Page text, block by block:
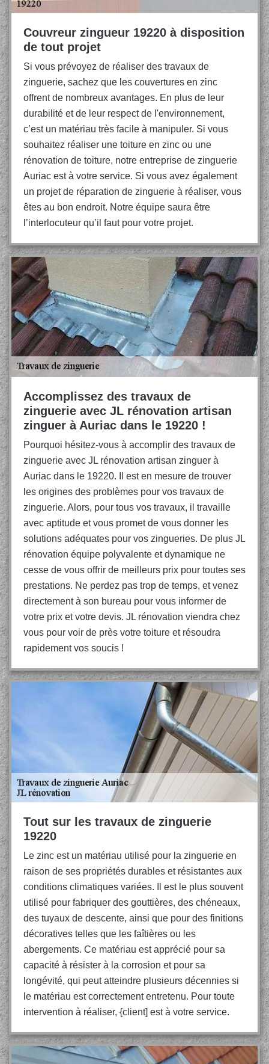
Couvreur zingueur 19220 à disposition
de tout projet
Si vous prévoyez de réaliser des travaux de
zinguerie, sachez que les couvertures en zinc
offrent de nombreux avantages. En plus de leur
durabilité et de leur respect de l'environnement,
c’est un matériau très facile à manipuler. Si vous
souhaitez réaliser une toiture en zinc ou une
rénovation de toiture, notre entreprise de zinguerie
Auriac est à votre service. Si vous avez également
un projet de réparation de zinguerie à réaliser, vous
êtes au bon endroit. Notre équipe saura être
l’interlocuteur qu’il faut pour votre projet.
Accomplissez des travaux de
zinguerie avec JL rénovation artisan
zinguer à Auriac dans le 19220 !
Pourquoi hésitez-vous à accomplir des travaux de
zinguerie avec JL rénovation artisan zinguer à
Auriac dans le 19220. Il est en mesure de trouver
les origines des problèmes pour vos travaux de
zinguerie. Alors, pour tous vos travaux, il travaille
avec aptitude et vous promet de vous donner les
solutions adéquates pour vos zingueries. De plus JL
rénovation équipe polyvalente et dynamique ne
cesse de vous offrir de meilleurs prix pour toutes ses
prestations. Ne perdez pas trop de temps, et venez
directement à son bureau pour vous informer de
votre prix et votre devis. JL rénovation viendra chez
vous pour voir de près votre toiture et résoudra
rapidement vos soucis !
Tout sur les travaux de zinguerie
19220
Le zinc est un matériau utilisé pour la zinguerie en
raison de ses propriétés durables et résistantes aux
conditions climatiques variées. Il est le plus souvent
utilisé pour fabriquer des gouttières, des chéneaux,
des tuyaux de descente, ainsi que pour des finitions
décoratives telles que les faîtières ou les
abergements. Ce matériau est apprécié pour sa
capacité à résister à la corrosion et pour sa
longévité, qui peut atteindre plusieurs décennies si
le matériau est correctement entretenu. Pour toute
intervention à réaliser, {client] est à votre service.